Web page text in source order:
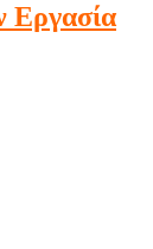
Εργασία